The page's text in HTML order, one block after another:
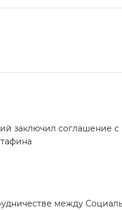
заключил соглашение с
между